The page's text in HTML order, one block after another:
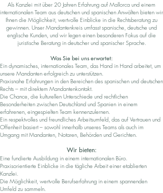
Als Kanzlei mit über 20 Jahren Erfahrung auf Mallorca und einem
internationalen Team aus deutschen und spanischen Anwälten bieten wir
Ihnen die Möglichkeit, wertvolle Einblicke in die Rechtsberatung zu
gewinnen. Unser Mandantenkreis umfasst spanische, deutsche und
englische Kunden, und wir legen einen besonderen Fokus auf die
juristische Beratung in deutscher und spanischer Sprache.
Was Sie bei uns erwartet:
Ein dynamisches, internationales Team, das Hand in Hand arbeitet, um
unsere Mandanten erfolgreich zu unterstützen.
Praxisnahe Erfahrungen in den Bereichen des spanischen und deutschen
Rechts – mit direktem Mandantenkontakt.
Die Chance, die kulturellen Unterschiede und rechtlichen
Besonderheiten zwischen Deutschland und Spanien in einem
erfahrenen, eingespielten Team kennenzulernen.
Ein respektvolles und freundliches Arbeitsumfeld, das auf Vertrauen und
Offenheit basiert – sowohl innerhalb unseres Teams als auch im
Umgang mit Mandanten, Notaren, Behörden und Gerichten.
Wir bieten:
Eine fundierte Ausbildung in einem internationalen Büro.
Praxisorientierte Einblicke in die tägliche Arbeit einer etablierten
Kanzlei.
Die Möglichkeit, wertvolle Berufserfahrung in einem spannenden
Umfeld zu sammeln.